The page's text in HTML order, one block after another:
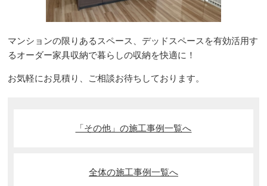
マンションの限りあるスペース、デッドスペースを有効活用す
るオーダー家具収納で暮らしの収納を快適に！
お気軽にお見積り、ご相談お待ちしております。
「その他」の施工事例一覧へ
全体の施工事例一覧へ